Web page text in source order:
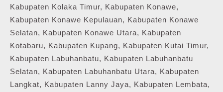
Kabupaten Kolaka Timur, Kabupaten Konawe,
Kabupaten Konawe Kepulauan, Kabupaten Konawe
Selatan, Kabupaten Konawe Utara, Kabupaten
Kotabaru, Kabupaten Kupang, Kabupaten Kutai Timur,
Kabupaten Labuhanbatu, Kabupaten Labuhanbatu
Selatan, Kabupaten Labuhanbatu Utara, Kabupaten
Langkat, Kabupaten Lanny Jaya, Kabupaten Lembata,